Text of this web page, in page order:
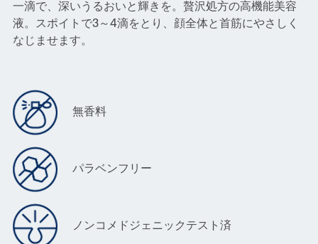
一滴で、深いうるおいと輝きを。贅沢処方の高機能美容
液。スポイトで3～4滴をとり、顔全体と首筋にやさしく
なじませます。
無香料
パラベンフリー
ノンコメドジェニックテスト済